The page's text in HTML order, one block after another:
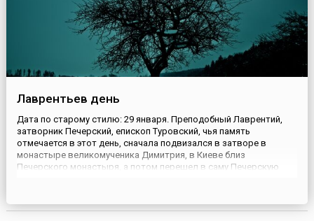
Лаврентьев день
Дата по старому стилю: 29 января. Преподобный Лаврентий,
затворник Печерский, епископ Туровский, чья память
отмечается в этот день, сначала подвизался в затворе в
монастыре великомученика Димитрия, в Киеве близ
Печерского монастыря, а потом перешел в саму Печерскую
Кирилла. Прославился ...